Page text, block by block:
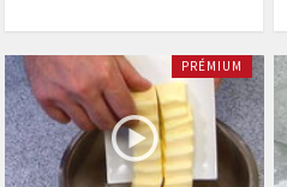
PRÉMIUM